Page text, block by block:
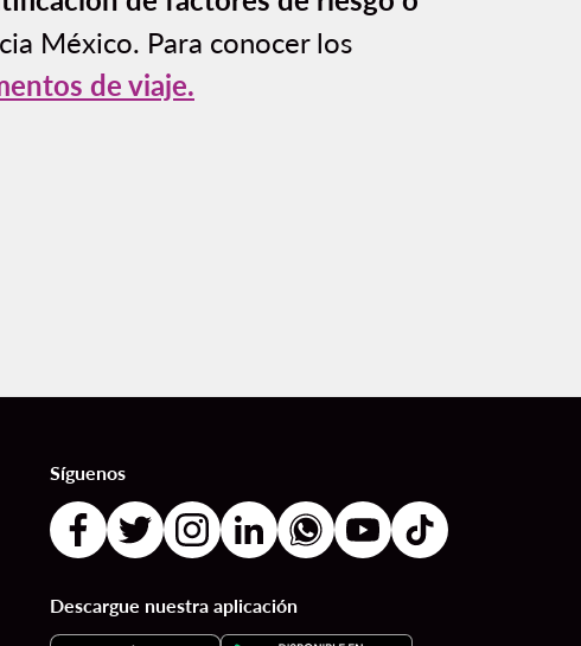
México. Para conocer los
de viaje.
Síguenos
Descargue nuestra aplicación